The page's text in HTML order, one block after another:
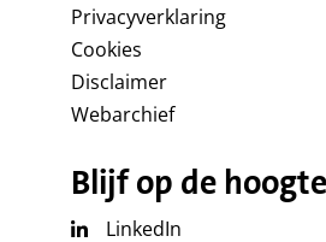
Privacyverklaring
Cookies
Disclaimer
Webarchief
Blijf op de hoogte
LinkedIn